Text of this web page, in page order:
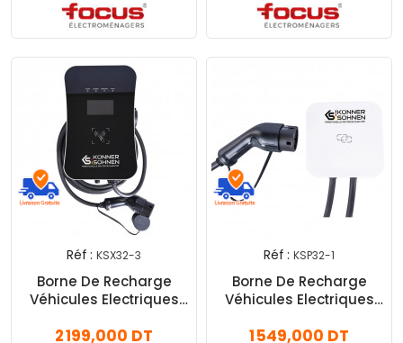
Réf : KSX32-3
Borne De Recharge
Véhicules Electriques
Noir
2 199,000 DT
Réf : KSP32-1
Borne De Recharge
Véhicules Electriques
Blanc
1 549,000 DT